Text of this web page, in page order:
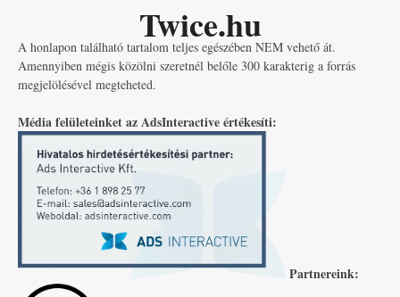
Twice.hu
A honlapon található tartalom teljes egészében NEM vehető át.
Amennyiben mégis közölni szeretnél belőle 300 karakterig a forrás
megjelölésével megteheted.
Média felületeinket az AdsInteractive értékesíti:
Partnereink: